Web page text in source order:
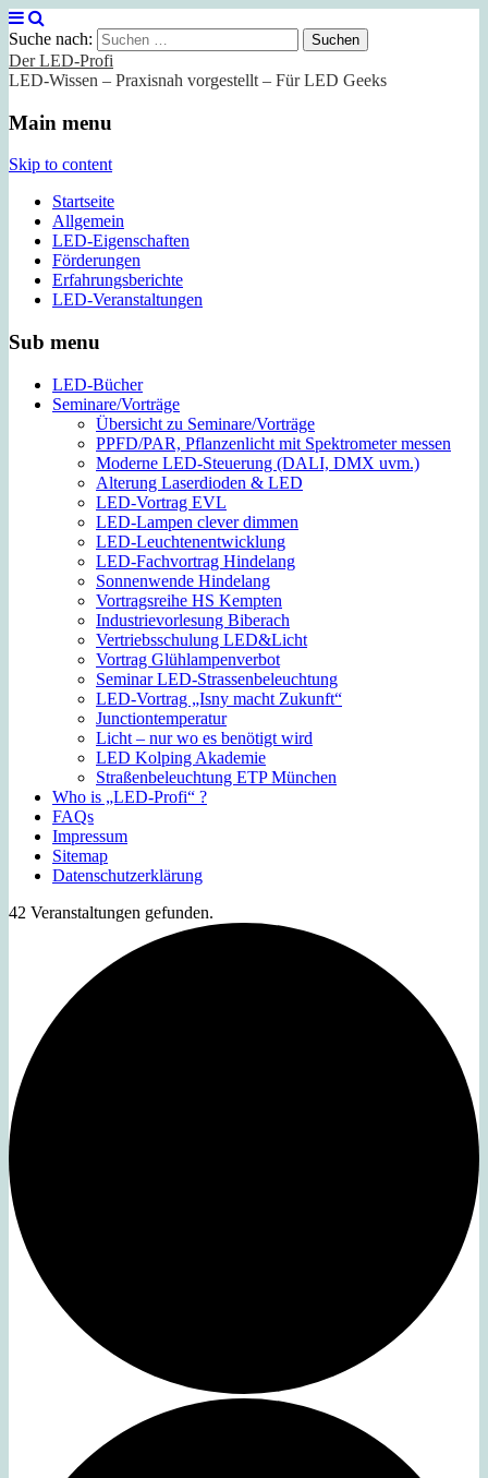
Suche nach:
Der LED-Profi
LED-Wissen – Praxisnah vorgestellt – Für LED Geeks
Main menu
Skip to content
Startseite
Allgemein
LED-Eigenschaften
Förderungen
Erfahrungsberichte
LED-Veranstaltungen
Sub menu
LED-Bücher
Seminare/Vorträge
Übersicht zu Seminare/Vorträge
PPFD/PAR, Pflanzenlicht mit Spektrometer messen
Moderne LED-Steuerung (DALI, DMX uvm.)
Alterung Laserdioden & LED
LED-Vortrag EVL
LED-Lampen clever dimmen
LED-Leuchtenentwicklung
LED-Fachvortrag Hindelang
Sonnenwende Hindelang
Vortragsreihe HS Kempten
Industrievorlesung Biberach
Vertriebsschulung LED&Licht
Vortrag Glühlampenverbot
Seminar LED-Strassenbeleuchtung
LED-Vortrag „Isny macht Zukunft“
Junctiontemperatur
Licht – nur wo es benötigt wird
LED Kolping Akademie
Straßenbeleuchtung ETP München
Who is „LED-Profi“ ?
FAQs
Impressum
Sitemap
Datenschutzerklärung
42 Veranstaltungen gefunden.